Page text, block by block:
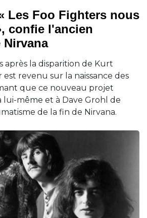
Les Foo Fighters nous
confie l'ancien
après la disparition de Kurt
est revenu sur la naissance des
que ce nouveau projet
lui-même et à Dave Grohl de
de la fin de Nirvana.